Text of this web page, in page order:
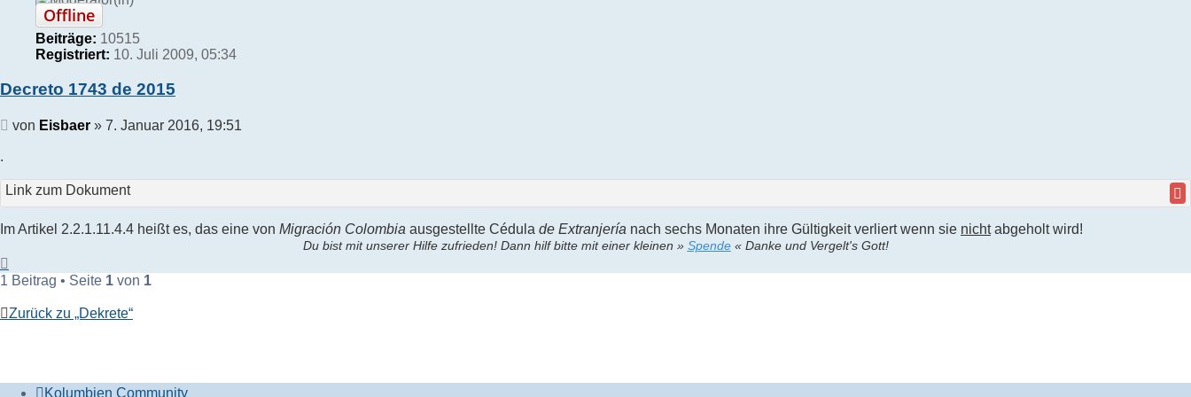
Offline
Beiträge: 10515
Registriert: 10. Juli 2009, 05:34
Decreto 1743 de 2015
Beitrag
von Eisbaer » 7. Januar 2016, 19:51
.
Link zum Dokument
Im Artikel 2.2.1.11.4.4 heißt es, das eine von Migración Colombia ausgestellte Cédula de Extranjería nach sechs Monaten ihre Gültigkeit verliert wenn sie nichtabgeholt wird!
Du bist mit unserer Hilfe zufrieden! Dann hilf bitte mit einer kleinen » Spende« Danke und Vergelt's Gott!
oben
1 Beitrag • Seite 1 von 1
Zurück zu „Dekrete“
Kolumbien Community